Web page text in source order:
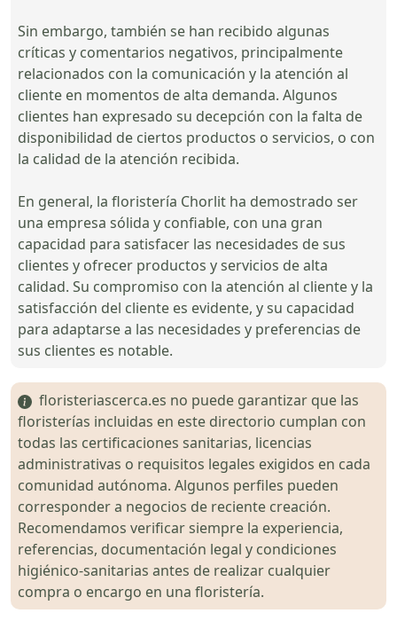
Sin embargo, también se han recibido algunas
críticas y comentarios negativos, principalmente
relacionados con la comunicación y la atención al
cliente en momentos de alta demanda. Algunos
clientes han expresado su decepción con la falta de
disponibilidad de ciertos productos o servicios, o con
la calidad de la atención recibida.
En general, la floristería Chorlit ha demostrado ser
una empresa sólida y confiable, con una gran
capacidad para satisfacer las necesidades de sus
clientes y ofrecer productos y servicios de alta
calidad. Su compromiso con la atención al cliente y la
satisfacción del cliente es evidente, y su capacidad
para adaptarse a las necesidades y preferencias de
sus clientes es notable.
floristeriascerca.es no puede garantizar que las
floristerías incluidas en este directorio cumplan con
todas las certificaciones sanitarias, licencias
administrativas o requisitos legales exigidos en cada
comunidad autónoma. Algunos perfiles pueden
corresponder a negocios de reciente creación.
Recomendamos verificar siempre la experiencia,
referencias, documentación legal y condiciones
higiénico-sanitarias antes de realizar cualquier
compra o encargo en una floristería.